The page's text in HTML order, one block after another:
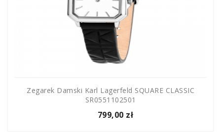
Zegarek Damski Karl Lagerfeld SQUARE CLASSIC
SR0551102501
799,00 zł